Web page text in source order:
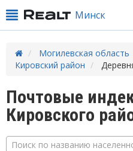
Минск
Могилевская область
Кировский район
Почтовые
Кировского
Поиск по названию